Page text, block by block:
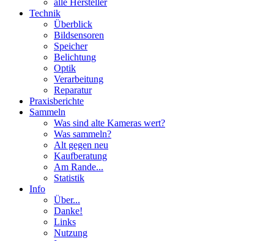
alle Hersteller
Technik
Überblick
Bildsensoren
Speicher
Belichtung
Optik
Verarbeitung
Reparatur
Praxisberichte
Sammeln
Was sind alte Kameras wert?
Was sammeln?
Alt gegen neu
Kaufberatung
Am Rande...
Statistik
Info
Über...
Danke!
Links
Nutzung